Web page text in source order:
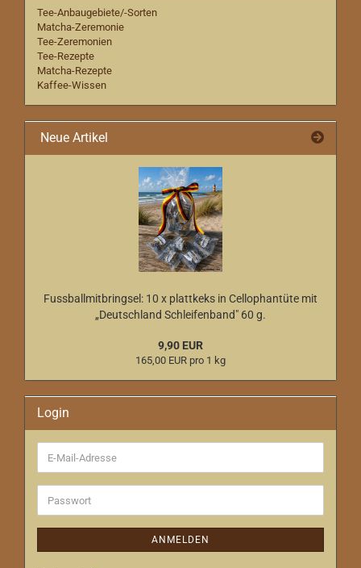
Tee-Anbaugebiete/-Sorten
Matcha-Zeremonie
Tee-Zeremonien
Tee-Rezepte
Matcha-Rezepte
Kaffee-Wissen
Neue Artikel
Fussballmitbringsel: 10 x plattkeks in Cellophantüte mit
„Deutschland Schleifenband" 60 g.
9,90 EUR
165,00 EUR pro 1 kg
Login
E-
Mail-
Adresse
Passwort
ANMELDEN